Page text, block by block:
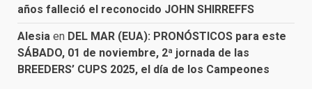
años falleció el reconocido JOHN SHIRREFFS
Alesia en DEL MAR (EUA): PRONÓSTICOS para este
SÁBADO, 01 de noviembre, 2ª jornada de las
BREEDERS’ CUPS 2025, el día de los Campeones